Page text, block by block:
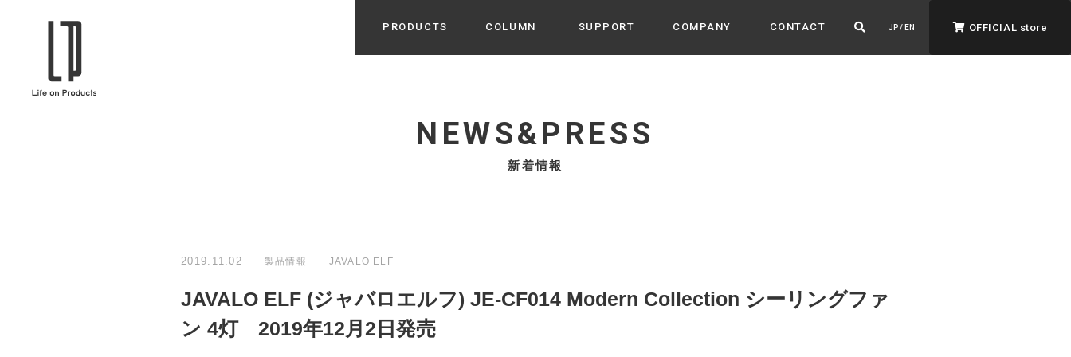
PRODUCTS
ディフューザー / ルームスプレー / ア
/ インテリアライト / 電球 etc
ン / ヒーター etc
キッチン家電 / 加湿器 / ハンディファ
ハンモック / ティピー / テント etc
TOUCHBeauty
家事・生活雑貨
COLUMN SUPPORT COMPANY CONTACT JP / EN OFFICIAL store
NEWS&PRESS
新着情報
2019.11.02 製品情報 JAVALO ELF
JAVALO ELF (ジャバロエルフ) JE-CF014 Modern Collection シーリングファ
ン 4灯 2019年12月2日発売